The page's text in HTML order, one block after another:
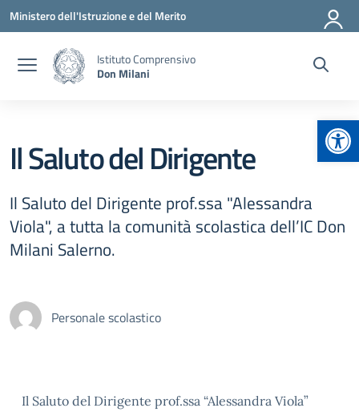
Vai ai contenuti
Vai al menu di navigazione
Vai al footer
Ministero dell'Istruzione e del Merito
Istituto Comprensivo
Don Milani
Il Saluto del Dirigente
Il Saluto del Dirigente prof.ssa "Alessandra
Viola", a tutta la comunità scolastica dell’IC Don
Milani Salerno.
Personale scolastico
Il Saluto del Dirigente prof.ssa “Alessandra Viola”